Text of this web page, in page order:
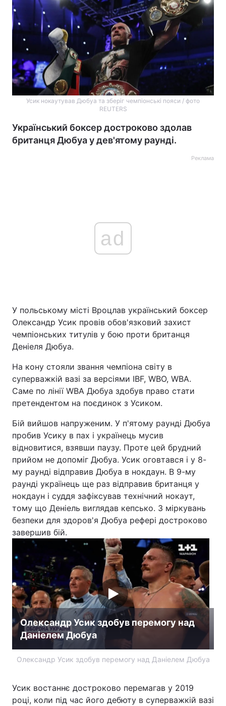
Усик нокаутував Дюбуа та зберіг чемпіонські пояси / фото
REUTERS
Український боксер достроково здолав
британця Дюбуа у дев'ятому раунді.
Реклама
ad
У польському місті Вроцлав український боксер
Олександр Усик провів обов'язковий захист
чемпіонських титулів у бою проти британця
Деніеля Дюбуа.
На кону стояли звання чемпіона світу в
суперважкій вазі за версіями IBF, WBO, WBA.
Саме по лінії WBA Дюбуа здобув право стати
претендентом на поєдинок з Усиком.
Бій вийшов напруженим. У п'ятому раунді Дюбуа
пробив Усику в пах і українець мусив
відновитися, взявши паузу. Проте цей брудний
прийом не допоміг Дюбуа. Усик оговтався і у 8-
му раунді відправив Дюбуа в нокдаун. В 9-му
раунді українець ще раз відправив британця у
нокдаун і суддя зафіксував технічний нокаут,
тому що Деніель виглядав кепсько. З міркувань
безпеки для здоров'я Дюбуа рефері достроково
завершив бій.
Олександр Усик здобув перемогу над
Даніелем Дюбуа
Олександр Усик здобув перемогу над Даніелем Дюбуа
Усик востаннє достроково перемагав у 2019
році, коли під час його дебюту в суперважкій вазі